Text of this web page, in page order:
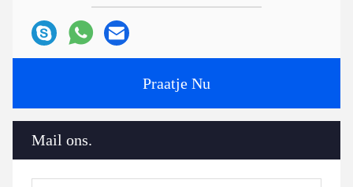
Praatje Nu
Mail ons.